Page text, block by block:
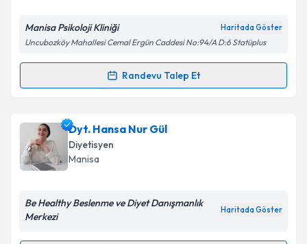
Kişisel verilerimin işlenmesine ilişkinAydınlatma
kapsamda işlenmesini kabul ediyorum.
Manisa Psikoloji Kliniği Haritada Göster
Uncubozköy Mahallesi Cemal Ergün Caddesi No:94/A D:6 Statüplus
Randevu Talep Et
Randevu Takvimi Talebi
Dyt. İrem Gezgin için randevu takvimi talebi
oluşturun. Size bu uzmandan randevu almanız için bir
takvim hazırlandığında e-posta ile bilgilendireceğiz.
Dyt. Hansa Nur Gül
Diyetisyen
Manisa
Be Healthy Beslenme ve Diyet Danışmanlık
Merkezi
Haritada Göster